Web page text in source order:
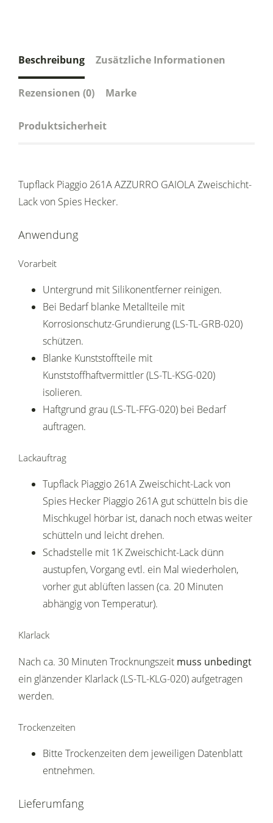
Beschreibung Zusätzliche Informationen
Rezensionen (0) Marke
Produktsicherheit
Tupflack Piaggio 261A AZZURRO GAIOLA Zweischicht-
Lack von Spies Hecker.
Anwendung
Vorarbeit
Untergrund mit Silikonentferner reinigen.
Bei Bedarf blanke Metallteile mit
Korrosionschutz-Grundierung (LS-TL-GRB-020)
schützen.
Blanke Kunststoffteile mit
Kunststoffhaftvermittler (LS-TL-KSG-020)
isolieren.
Haftgrund grau (LS-TL-FFG-020) bei Bedarf
auftragen.
Lackauftrag
Tupflack Piaggio 261A Zweischicht-Lack von
Spies Hecker Piaggio 261A gut schütteln bis die
Mischkugel hörbar ist, danach noch etwas weiter
schütteln und leicht drehen.
Schadstelle mit 1K Zweischicht-Lack dünn
austupfen, Vorgang evtl. ein Mal wiederholen,
vorher gut ablüften lassen (ca. 20 Minuten
abhängig von Temperatur).
Klarlack
Nach ca. 30 Minuten Trocknungszeit muss unbedingt
ein glänzender Klarlack (LS-TL-KLG-020) aufgetragen
werden.
Trockenzeiten
Bitte Trockenzeiten dem jeweiligen Datenblatt
entnehmen.
Lieferumfang